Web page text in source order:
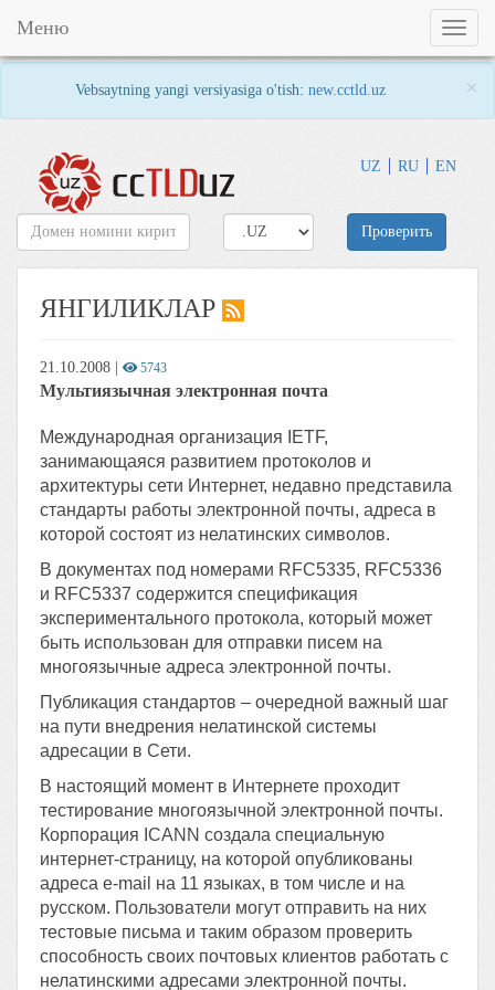
Vebsaytning yangi versiyasiga o'tish: new.cctld.uz ×
UZ RU EN
Toggle
Меню
Проверить
ЯНГИЛИКЛАР
21.10.2008 5743
Мультиязычная электронная почта
Международная организация IETF,
занимающаяся развитием протоколов и
архитектуры сети Интернет, недавно представила
стандарты работы электронной почты, адреса в
которой состоят из нелатинских символов.
В документах под номерами RFC5335, RFC5336
и RFC5337 содержится спецификация
экспериментального протокола, который может
быть использован для отправки писем на
многоязычные адреса электронной почты.
Публикация стандартов – очередной важный шаг
на пути внедрения нелатинской системы
адресации в Сети.
В настоящий момент в Интернете проходит
тестирование многоязычной электронной почты.
Корпорация ICANN создала специальную
интернет-страницу, на которой опубликованы
адреса e-mail на 11 языках, в том числе и на
русском. Пользователи могут отправить на них
тестовые письма и таким образом проверить
способность своих почтовых клиентов работать с
нелатинскими адресами электронной почты.